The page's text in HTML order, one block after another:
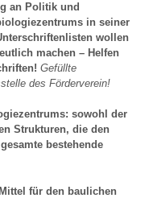
an Politik und
in seiner
wollen
machen – Helfen
Gefüllte
des Förderverein!
sowohl der
Strukturen, die den
bestehende
für den baulichen